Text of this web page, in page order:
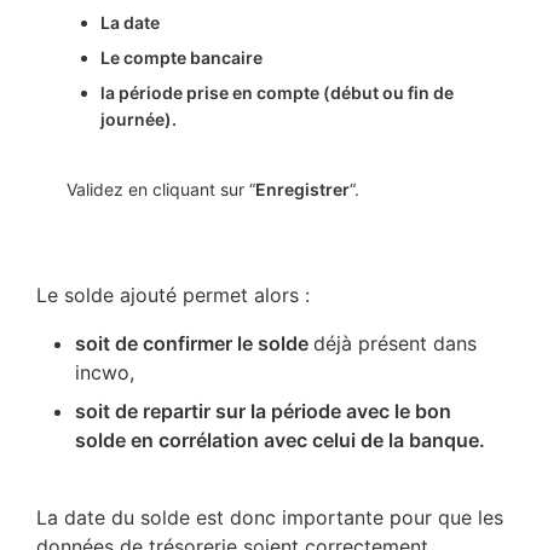
La date
Le compte bancaire
la période prise en compte (début ou fin de
journée).
Validez en cliquant sur “Enregistrer“.
Le solde ajouté permet alors :
soit de confirmer le solde déjà présent dans
incwo,
soit de repartir sur la période avec le bon
solde en corrélation avec celui de la banque.
La date du solde est donc importante pour que les